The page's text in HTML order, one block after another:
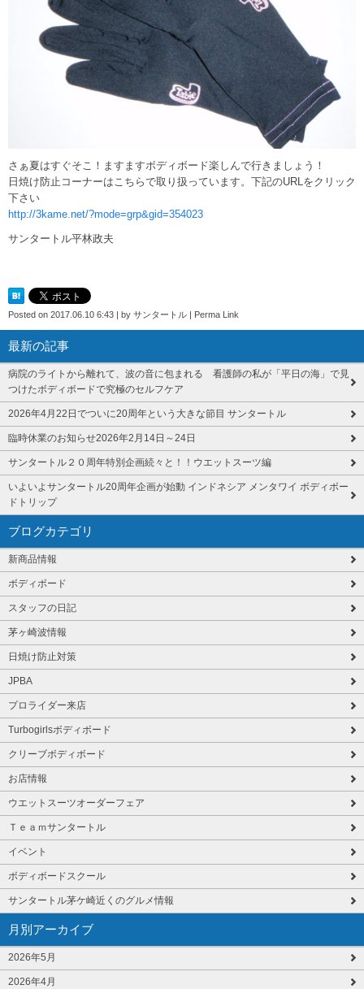
さぁ夏はすぐそこ！ますますボディボード楽しんで行きましょう！
日焼け防止コーナーはこちらで取り扱っています。下記のURLをクリック
下さい
http://3kame.net/?mode=grp&gid=354023
サンタートル平林政夫
Posted on 2017.06.10 6:43 by サンタートル Perma Link
最新の記事
病院のライトから離れて、波の音に包まれる 看護師の私が「平日の海」で見
つけたボディボードで究極のセルフケア
2026年4月22日でついに20周年という大きな節目 サンタートル
臨時休業のお知らせ2026年2月14日～24日
サンタートル２０周年特別企画続々と！！ウエットスーツ編
いよいよサンタートル20周年企画が始動 インドネシア メンタワイ ボディボー
ドトリップ
ブログカテゴリ
新商品情報
ボディボード
スタッフの日記
茅ヶ崎波情報
日焼け防止対策
JPBA
プロライダー来店
Turbogirlsボディボード
クリーブボディボード
お店情報
ウエットスーツオーダーフェア
Ｔｅａｍサンタートル
イベント
ボディボードスクール
サンタートル茅ケ崎近くのグルメ情報
月別アーカイブ
2026年5月
2026年4月